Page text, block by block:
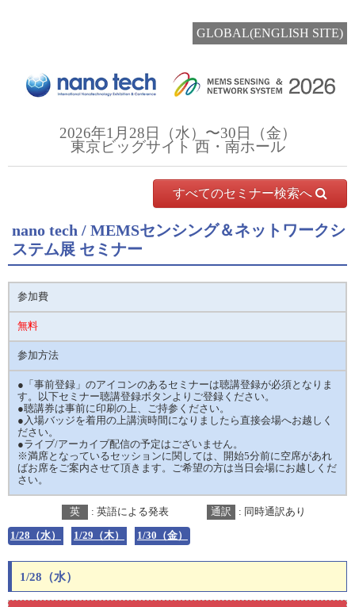
GLOBAL(ENGLISH SITE)
2026年1月28日（水）〜30日（金）
東京ビッグサイト 西・南ホール
すべてのセミナー検索へ
nano tech / MEMSセンシング＆ネットワークシ
ステム展 セミナー
参加費
無料
参加方法
●「事前登録」のアイコンのあるセミナーは聴講登録が必須となりま
す。以下セミナー聴講登録ボタンよりご登録ください。
●聴講券は事前に印刷の上、ご持参ください。
●入場バッジを着用の上講演時間になりましたら直接会場へお越しく
ださい。
●ライブ/アーカイブ配信の予定はございません。
※満席となっているセッションに関しては、開始5分前に空席があれ
ばお席をご案内させて頂きます。ご希望の方は当日会場にお越しくだ
さい。
英 : 英語による発表 通訳 : 同時通訳あり
1/28（水） 1/29（木） 1/30（金）
1/28（水）